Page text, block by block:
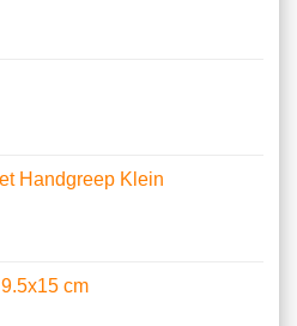
Handgreep Klein
cm